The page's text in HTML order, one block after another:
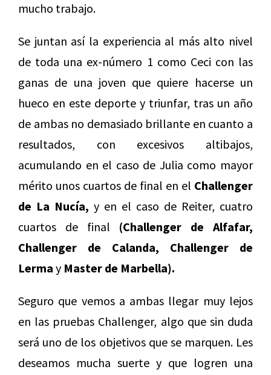
mucho trabajo.
Se juntan así la experiencia al más alto nivel
de toda una ex-número 1 como Ceci con las
ganas de una joven que quiere hacerse un
hueco en este deporte y triunfar, tras un año
de ambas no demasiado brillante en cuanto a
resultados, con excesivos altibajos,
acumulando en el caso de Julia como mayor
mérito unos cuartos de final en el Challenger
de La Nucía, y en el caso de Reiter, cuatro
cuartos de final (Challenger de Alfafar,
Challenger de Calanda, Challenger de
Lerma y Master de Marbella).
Seguro que vemos a ambas llegar muy lejos
en las pruebas Challenger, algo que sin duda
será uno de los objetivos que se marquen. Les
deseamos mucha suerte y que logren una